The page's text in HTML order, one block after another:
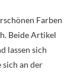
Farben
Beide Artikel
lassen sich
an der